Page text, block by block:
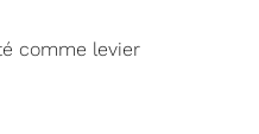
comme levier